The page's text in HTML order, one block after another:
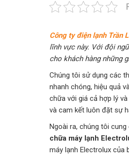
Công ty điện lạnh Trần
lĩnh vực này. Với đội
cho khách hàng những
Chúng tôi sử dụng các
nhanh chóng, hiệu quả
chữa với giá cả hợp lý
và cam kết luôn đặt sự
Ngoài ra, chúng tôi
chữa máy lạnh
máy lạnh Electrolux của